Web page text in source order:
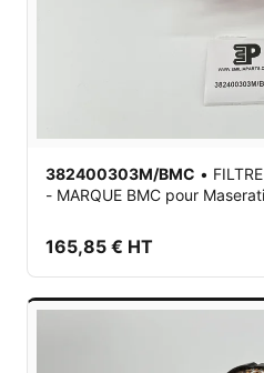
382400303M/BMC •
- MARQUE BMC pour
165,85 € HT